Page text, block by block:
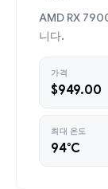
AMD RX
니다.
가격
$949.00
최대 온도
94°C